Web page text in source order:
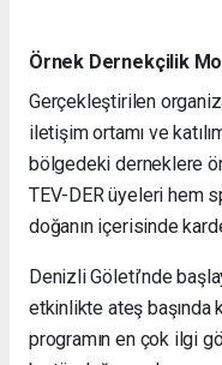
Örnek Dernekçilik
Gerçekleştirilen
iletişim ortamı ve
bölgedeki derneklere
TEV-DER üyeleri hem
doğanın içerisinde
Denizli Göleti’nde
etkinlikte ateş başında
programın en çok ilgi